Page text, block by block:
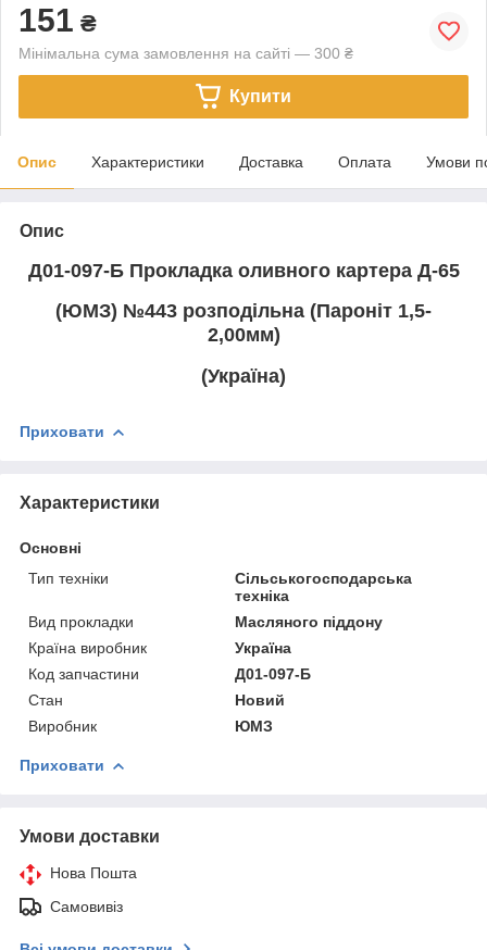
151 ₴
Мінімальна сума замовлення на сайті — 300 ₴
Купити
Опис Характеристики Доставка Оплата Умови
Опис
Д01-097-Б Прокладка оливного картера Д-65
(ЮМЗ) №443 розподільна (Пароніт 1,5-
2,00мм)
(Україна)
Приховати
Характеристики
Основні
Тип техніки
Сільськогосподарська
техніка
Вид прокладки
Масляного піддону
Країна виробник
Україна
Код запчастини
Д01-097-Б
Стан
Новий
Виробник
ЮМЗ
Приховати
Умови доставки
Нова Пошта
Самовивіз